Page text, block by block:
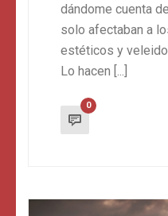
dándome cuenta
solo afectaban a
estéticos y
Lo hacen [...]
0